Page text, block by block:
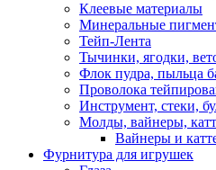
Клеевые материалы
Минеральные
Тейп-Лента
Тычинки, ягодки,
Флок пудра, пыльца
Проволока
Инструмент, стеки,
Молды, вайнеры,
Вайнеры и
Фурнитура для игрушек